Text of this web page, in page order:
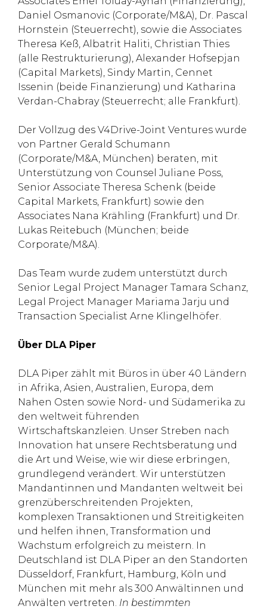
Daniel Osmanovic (Corporate/M&A), Dr. Pascal
Hornstein (Steuerrecht), sowie die Associates
Theresa Keß, Albatrit Haliti, Christian Thies
(alle Restrukturierung), Alexander Hofsepjan
(Capital Markets), Sindy Martin, Cennet
Issenin (beide Finanzierung) und Katharina
Verdan-Chabray (Steuerrecht; alle Frankfurt).
Der Vollzug des V4Drive-Joint Ventures wurde
von Partner Gerald Schumann
(Corporate/M&A, München) beraten, mit
Unterstützung von Counsel Juliane Poss,
Senior Associate Theresa Schenk (beide
Capital Markets, Frankfurt) sowie den
Associates Nana Krähling (Frankfurt) und Dr.
Lukas Reitebuch (München; beide
Corporate/M&A).
Das Team wurde zudem unterstützt durch
Senior Legal Project Manager Tamara Schanz,
Legal Project Manager Mariama Jarju und
Transaction Specialist Arne Klingelhöfer.
Über DLA Piper
DLA Piper zählt mit Büros in über 40 Ländern
in Afrika, Asien, Australien, Europa, dem
Nahen Osten sowie Nord- und Südamerika zu
den weltweit führenden
Wirtschaftskanzleien. Unser Streben nach
Innovation hat unsere Rechtsberatung und
die Art und Weise, wie wir diese erbringen,
grundlegend verändert. Wir unterstützen
Mandantinnen und Mandanten weltweit bei
grenzüberschreitenden Projekten,
komplexen Transaktionen und Streitigkeiten
und helfen ihnen, Transformation und
Wachstum erfolgreich zu meistern. In
Deutschland ist DLA Piper an den Standorten
Düsseldorf, Frankfurt, Hamburg, Köln und
München mit mehr als 300 Anwältinnen und
Anwälten vertreten. In bestimmten